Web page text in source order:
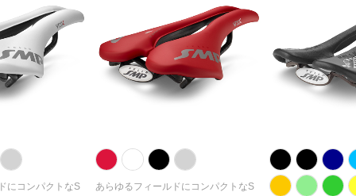
にコンパクトなS
あらゆるフィールドにコンパクトなS